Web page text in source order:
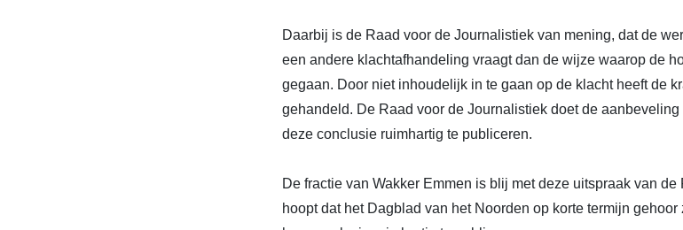
Daarbij is de Raad voor de Journalistiek van mening, dat de
een andere klachtafhandeling vraagt dan de wijze waarop de
gegaan. Door niet inhoudelijk in te gaan op de klacht heeft de
gehandeld. De Raad voor de Journalistiek doet de
deze conclusie ruimhartig te publiceren.
De fractie van Wakker Emmen is blij met deze uitspraak van
hoopt dat het Dagblad van het Noorden op korte termijn